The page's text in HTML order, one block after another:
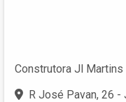
Construtora Jl Martins
R José Pavan, 26